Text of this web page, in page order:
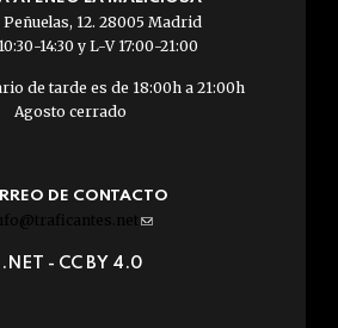
Peñuelas, 12. 28005 Madrid
14:30 y L-V 17:00-21:00
de tarde es de 18:00h a 21:00h
Agosto cerrado
DE CONTACTO
(link
e-
- CC BY 4.0